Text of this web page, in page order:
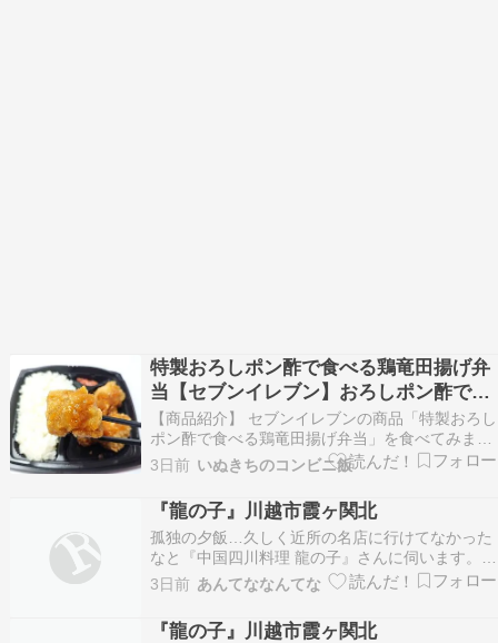
特製おろしポン酢で食べる鶏竜田揚げ弁
当【セブンイレブン】おろしポン酢でさ
っぱりと食べられます!!
【商品紹介】 セブンイレブンの商品「特製おろし
ポン酢で食べる鶏竜田揚げ弁当」を食べてみまし
た。 鶏むね肉の竜田揚げを、おろしポン酢でさっ
ぱりと食べるお弁当です。 648円（税込699.84
円） 2026年07月28日（火）以降順次発売 熱量：
702kcal、たんぱく質：35.7…
3日前 いぬきちのコンビニ飯
『龍の子』川越市霞ヶ関北
孤独の夕飯…久しく近所の名店に行けてなかった
なと『中国四川料理 龍の子』さんに伺います。
『龍の子』川越市霞ヶ関北 - 特命B級グルメ部長
の報告書[埼玉] 続きを読む
3日前 あんてななんてな
『龍の子』川越市霞ヶ関北